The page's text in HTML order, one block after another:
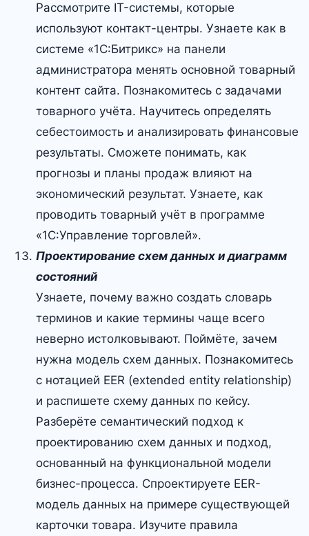
Рассмотрите IT-системы, которые
используют контакт-центры. Узнаете как в
системе «1С:Битрикс» на панели
администратора менять основной товарный
контент сайта. Познакомитесь с задачами
товарного учёта. Научитесь определять
себестоимость и анализировать финансовые
результаты. Сможете понимать, как
прогнозы и планы продаж влияют на
экономический результат. Узнаете, как
проводить товарный учёт в программе
«1С:Управление торговлей».
Проектирование схем данных и диаграмм
состояний
Узнаете, почему важно создать словарь
терминов и какие термины чаще всего
неверно истолковывают. Поймёте, зачем
нужна модель схем данных. Познакомитесь
с нотацией EER (extended entity relationship)
и распишете схему данных по кейсу.
Разберёте семантический подход к
проектированию схем данных и подход,
основанный на функциональной модели
бизнес-процесса. Спроектируете EER-
модель данных на примере существующей
карточки товара. Изучите правила